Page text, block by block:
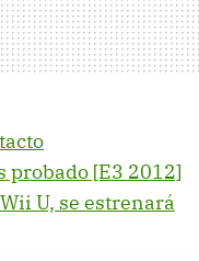
probado [E3 2012]
U, se estrenará